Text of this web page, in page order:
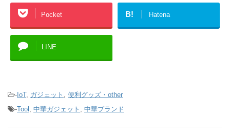
Pocket B! Hatena
LINE
- IoT, ガジェット
便利グッズ・other
-Tool 中華ガジェット 中華ブランド